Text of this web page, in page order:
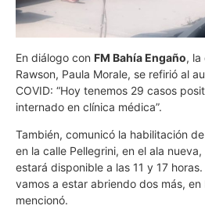
En diálogo con FM Bahía Engaño, la
Rawson, Paula Morale, se refirió al
COVID: “Hoy tenemos 29 casos
internado en clínica médica”.
También, comunicó la habilitación
en la calle Pellegrini, en el ala
estará disponible a las 11 y 17
vamos a estar abriendo dos más, en
mencionó.